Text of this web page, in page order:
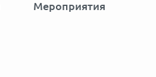
Мероприятия